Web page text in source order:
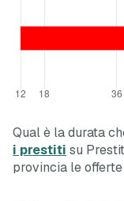
Qual è la durata
i prestiti su
provincia le